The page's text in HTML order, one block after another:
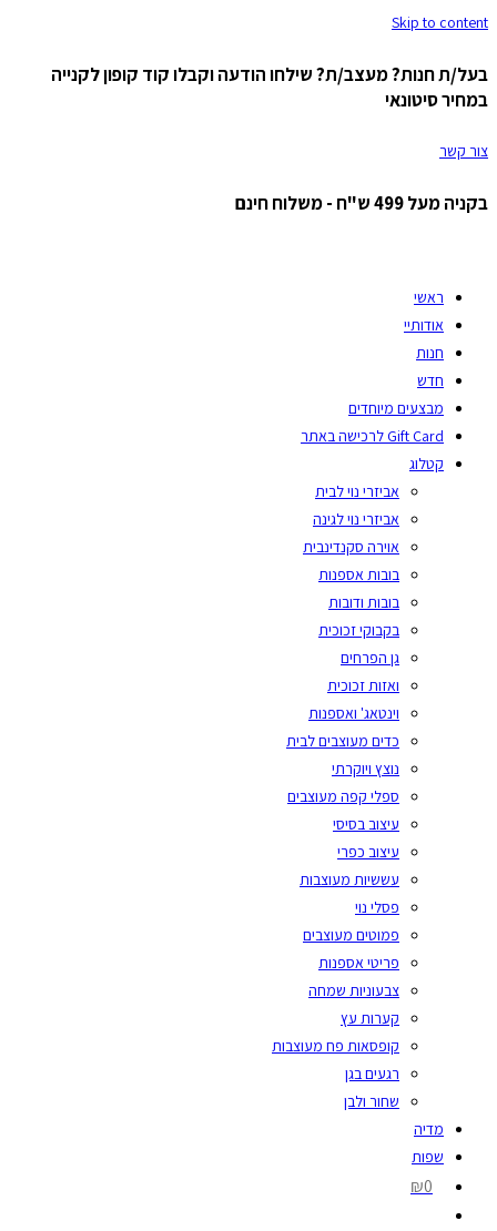
Skip to content
בעל/ת חנות? מעצב/ת? שילחו הודעה וקבלו קוד קופון לקנייה
במחיר סיטונאי
צור קשר
בקניה מעל 499 ש"ח - משלוח חינם
ראשי
אודותיי
חנות
חדש
מבצעים מיוחדים
Gift Card לרכישה באתר
קטלוג
אביזרי נוי לבית
אביזרי נוי לגינה
אוירה סקנדינבית
בובות אספנות
בובות ודובות
בקבוקי זכוכית
גן הפרחים
ואזות זכוכית
וינטאג' ואספנות
כדים מעוצבים לבית
נוצץ ויוקרתי
ספלי קפה מעוצבים
עיצוב בסיסי
עיצוב כפרי
עששיות מעוצבות
פסלי נוי
פמוטים מעוצבים
פריטי אספנות
צבעוניות שמחה
קערות עץ
קופסאות פח מעוצבות
רגעים בגן
שחור ולבן
מדיה
שפות
₪0